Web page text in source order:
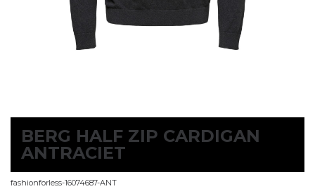
BERG HALF ZIP CARDIGAN
ANTRACIET
fashionforless-16074687-ANT